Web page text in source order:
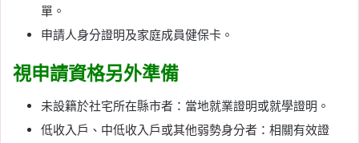
單。
申請人身分證明及家庭成員健保卡。
視申請資格另外準備
未設籍於社宅所在縣市者：當地就業證明或就學證明。
低收入戶、中低收入戶或其他弱勢身分者：相關有效證